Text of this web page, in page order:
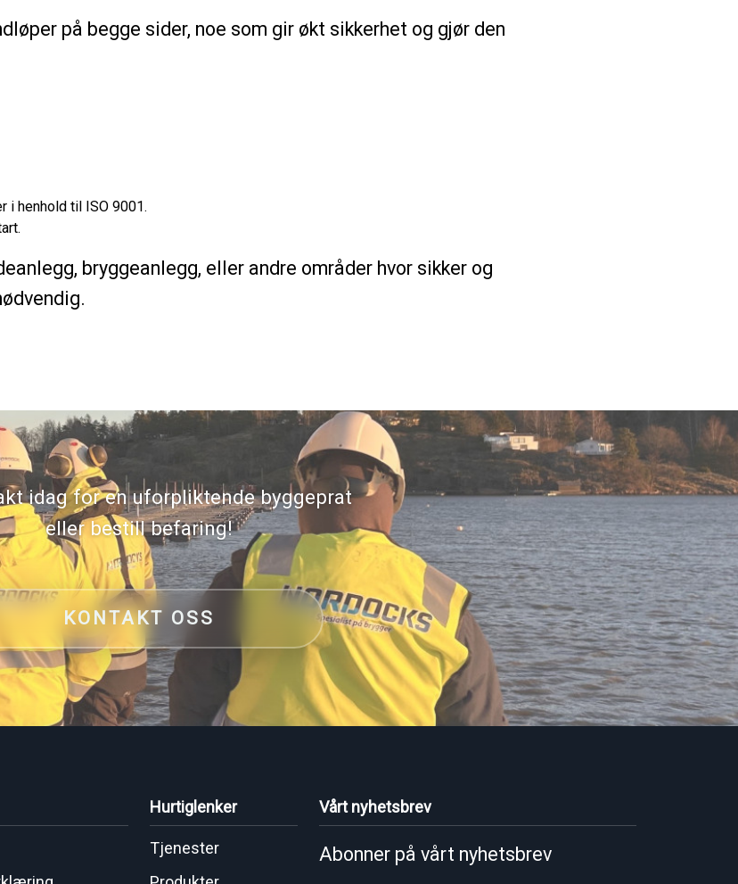
på begge sider, noe som gir økt sikkerhet og gjør den
i henhold til ISO 9001.
bryggeanlegg, eller andre områder hvor sikker og
idag for en uforpliktende byggeprat
eller bestill befaring!
KONTAKT OSS
Hurtiglenker
Tjenester
Vårt nyhetsbrev
Abonner på vårt nyhetsbrev